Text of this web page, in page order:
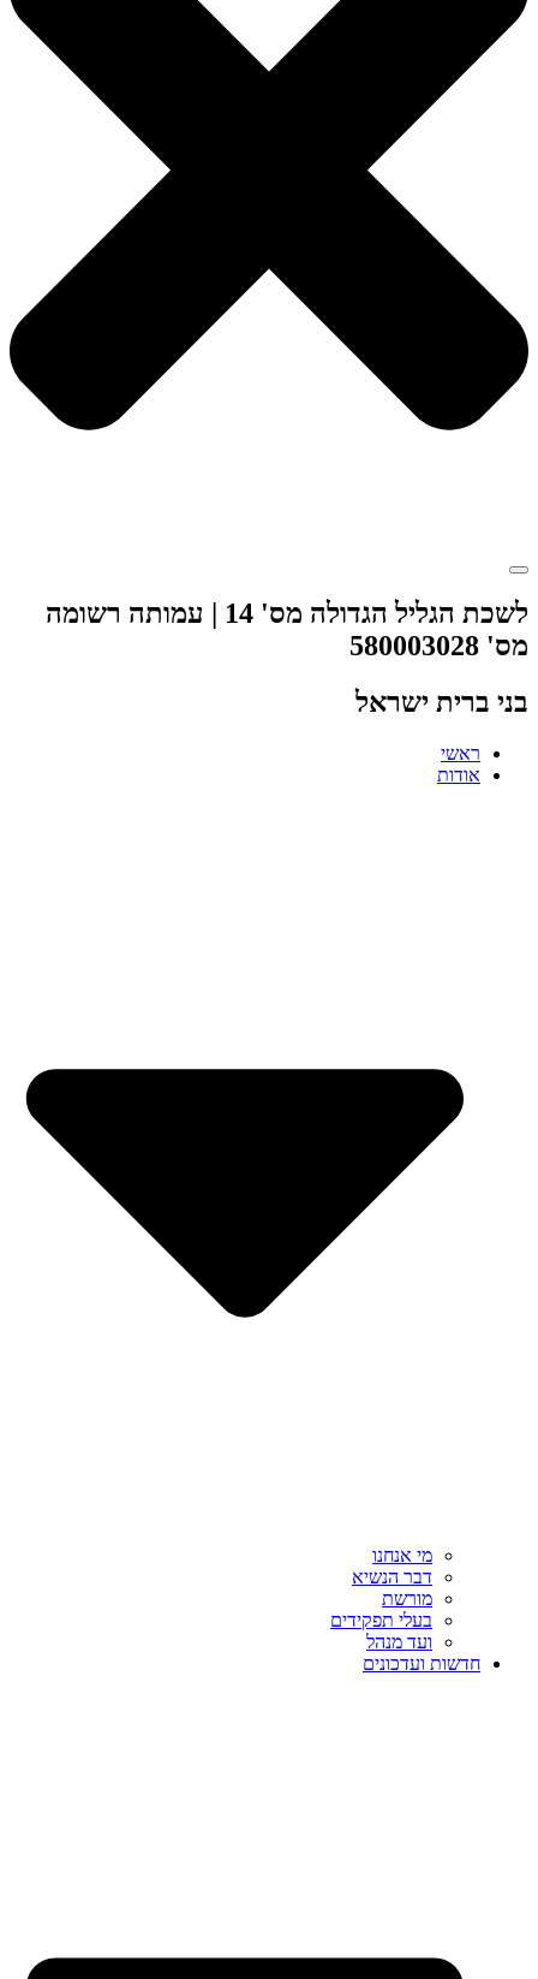
לשכת הגליל הגדולה מס' 14 | עמותה רשומה
מס' 580003028
בני ברית ישראל
ראשי
אודות
מי אנחנו
דבר הנשיא
מורשת
בעלי תפקידים
ועד מנהל
חדשות ועדכונים